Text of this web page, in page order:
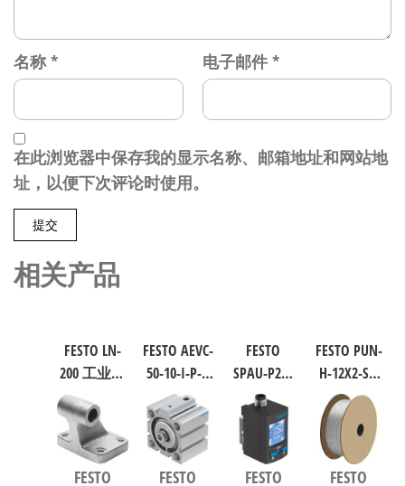
名称 * 电子邮件 *
在此浏览器中保存我的显示名称、邮箱地址和网站地
址，以便下次评论时使用。
相关产品
FESTO LN-
200 工业自
动化零部
件 规格200
9038
FESTO
FESTO AEVC-
50-10-I-P-A
短行程气
缸 行程
10mm 缸径
50mm
FESTO
FESTO
SPAU-P2R-
W-G18FD-L-
PNLK-
PNVBA-M8U
数字压力
FESTO
FESTO PUN-
H-12X2-SI-
200 聚氨酯
气动软管
符合ISO
8573-1:2010
FESTO